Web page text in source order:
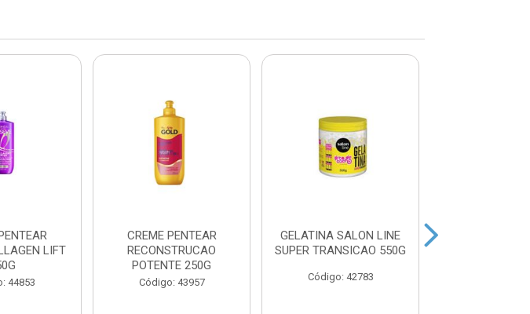
LIFT
44853
CREME PENTEAR
RECONSTRUCAO
POTENTE 250G
Código: 43957
GELATINA SALON LINE
SUPER TRANSICAO 550G
Código: 42783